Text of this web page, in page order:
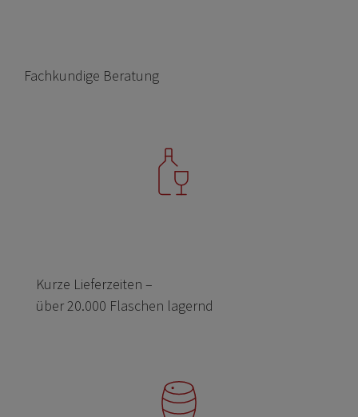
Fachkundige Beratung
Kurze Lieferzeiten –
über 20.000 Flaschen lagernd